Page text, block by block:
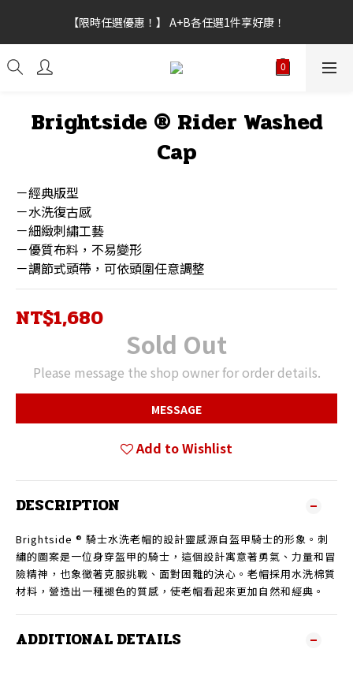
【新功能試營運】會員點數上線，不限訂單金額皆可折抵，折抵點
數無上限。
【限時任選優惠！】 A+B各任選1件享好康！
【新功能試營運】會員點數上線，不限訂單金額皆可折抵，折抵點
數無上限。
Brightside ® Rider Washed
Cap
－經典版型
－水洗復古感
－細緻刺繡工藝
－優質布料，不易變形
－調節式頭帶，可依頭圍任意調整
NT$1,680
Sold Out
Please message the shop owner for order details.
MESSAGE
Add to Wishlist
DESCRIPTION
Brightside ® 騎士水洗老帽的設計靈感源自盔甲騎士的形象。刺
繡的圖案是一位身穿盔甲的騎士，這個設計寓意著勇氣、力量和冒
險精神，也象徵著克服挑戰、面對困難的決心。老帽採用水洗棉質
材料，營造出一種褪色的質感，使老帽看起來更加自然和經典。
ADDITIONAL DETAILS